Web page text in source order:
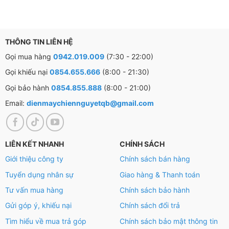
THÔNG TIN LIÊN HỆ
Gọi mua hàng 0942.019.009 (7:30 - 22:00)
Gọi khiếu nại 0854.655.666 (8:00 - 21:30)
Gọi bảo hành 0854.855.888 (8:00 - 21:00)
Email: dienmaychiennguyetqb@gmail.com
LIÊN KẾT NHANH
Giới thiệu công ty
Tuyển dụng nhân sự
Tư vấn mua hàng
Gửi góp ý, khiếu nại
Tìm hiểu về mua trả góp
CHÍNH SÁCH
Chính sách bán hàng
Giao hàng & Thanh toán
Chính sách bảo hành
Chính sách đổi trả
Chính sách bảo mật thông tin